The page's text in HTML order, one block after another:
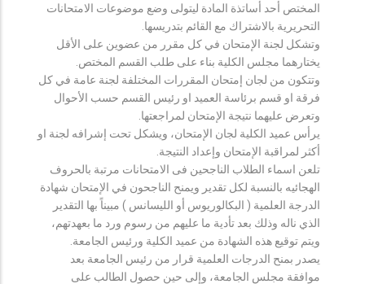
المختص أحد أساتذة المادة ليتولى وضع موضوعات الامتحانات
التحريرية بالاشتراك مع القائم بتدريسها.
وتشكل لجنة الإمتحان في كل مقرر من عضوين على الأقل
يختارهما مجلس الكلية بناء على طلب القسم المختص.
وتتكون من لجان إمتحان المقررات المختلفة لجنة عامة في كل
فرقة او قسم برئاسة العميد او رئيس القسم حسب الأحوال
وتعرض عليهما نتيجة الإمتحان لمراجعتها.
يرأس عميد الكلية لجان الإمتحان، ويشكل تحت إشرافه لجنة او
أكثر لمراقبة الإمتحان وإعداد النتيجة.
تلعن اسماء الطلاب الناجحين فى الامتحانات مرتبة بالحروف
الهجائيه بالنسبة لكل تقدير ويمنح الناجحون في الإمتحان شهادة
الدرجة العلمية ( البكالوريوس أو الليسانس ) مبيناً بها التقدير
الذي ناله وذلك بعد تأدية ما عليهم من رسوم ورد ما بعهدتهم،
ويتم توقيع هذه الشهادة من عميد الكلية ورئيس الجامعة.
يصدر بمنح الدرجات العلمية قرار من رئيس الجامعة بعد
موافقة مجلس الجامعة، وإلى حين حصول الطالب على